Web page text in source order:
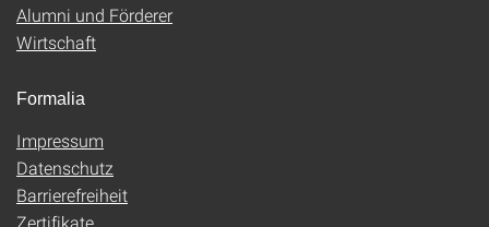
Alumni und Förderer
Wirtschaft
Formalia
Impressum
Datenschutz
Barrierefreiheit
Zertifikate